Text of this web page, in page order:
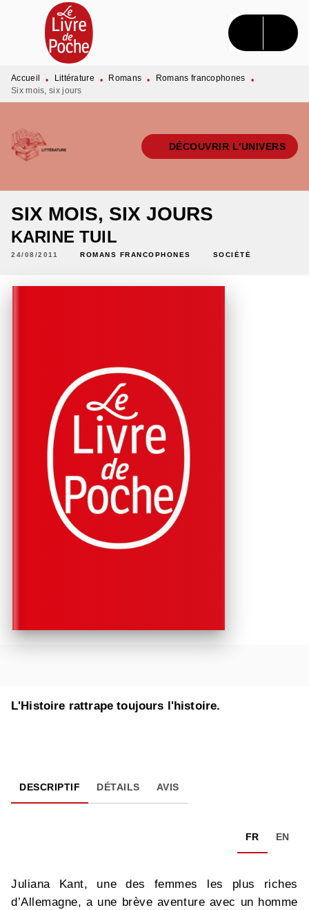
MENU RECHERCHE CONTENU
PIED DE PAGE
Accueil • Littérature • Romans • Romans francophones
•
Six mois, six jours
DÉCOUVRIR L'UNIVERS
SIX MOIS, SIX JOURS
KARINE TUIL
24/08/2011 ROMANS FRANCOPHONES SOCIÉTÉ
L'Histoire rattrape toujours l'histoire.
DESCRIPTIF DÉTAILS AVIS
FR EN
Juliana Kant, une des femmes les plus riches
d’Allemagne, a une brève aventure avec un homme